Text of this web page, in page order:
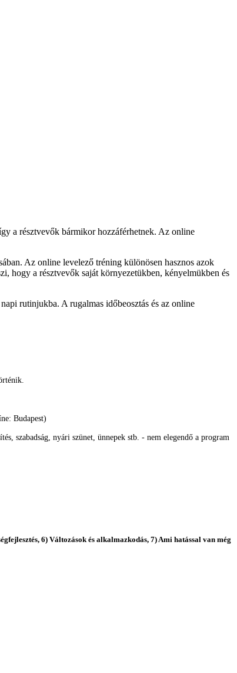
a résztvevők bármikor hozzáférhetnek. Az online
Az online levelező tréning különösen hasznos azok
hogy a résztvevők saját környezetükben, kényelmükben és
rutinjukba. A rugalmas időbeosztás és az online
Budapest)
szabadság, nyári szünet, ünnepek stb. - nem elegendő a program
6) Változások és alkalmazkodás, 7) Ami hatással van még